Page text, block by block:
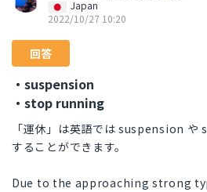
Japan
2022/10/27 10:20
回答
・suspension
・stop running
「運休」は英語では suspension
することができます。
Due to the approaching strong